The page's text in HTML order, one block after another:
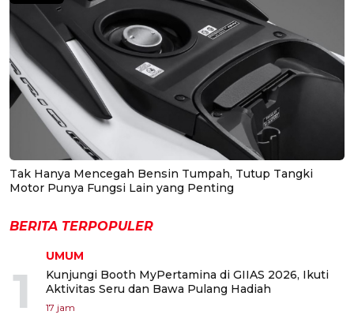
Tak Hanya Mencegah Bensin Tumpah, Tutup Tangki
Motor Punya Fungsi Lain yang Penting
BERITA TERPOPULER
1
UMUM
Kunjungi Booth MyPertamina di GIIAS 2026, Ikuti
Aktivitas Seru dan Bawa Pulang Hadiah
17 jam